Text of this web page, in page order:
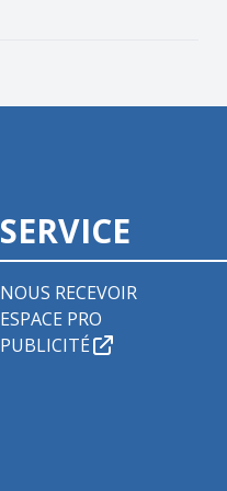
SERVICE
NOUS RECEVOIR
ESPACE PRO
PUBLICITÉ